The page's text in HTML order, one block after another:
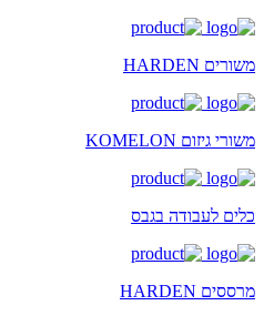
משורים HARDEN
משורי גיזום KOMELON
כלים לעבודה בגבס
מרססים HARDEN